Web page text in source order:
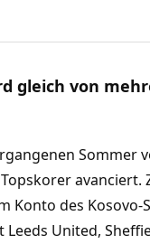
gleich von
Sommer
avanciert.
Konto des Kosovo-
United,